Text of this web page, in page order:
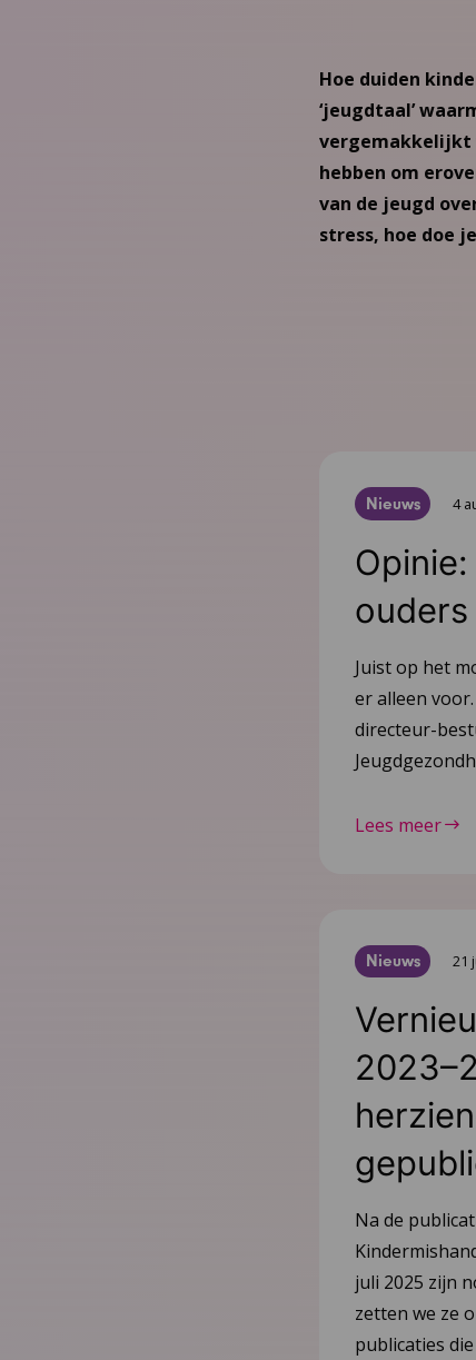
Hoe duiden
‘jeugdtaal’
vergemakkelijkt
hebben om
van de jeugd
stress, hoe doe
Nieuws 4
Juist op het
er alleen
directeur-
Lees meer
Nieuws 21
Na de
juli 2025 zijn
zetten we ze
publicaties